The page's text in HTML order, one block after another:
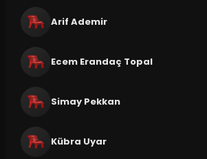
Arif Ademir
Ecem Erandaç Topal
Simay Pekkan
Kübra Uyar